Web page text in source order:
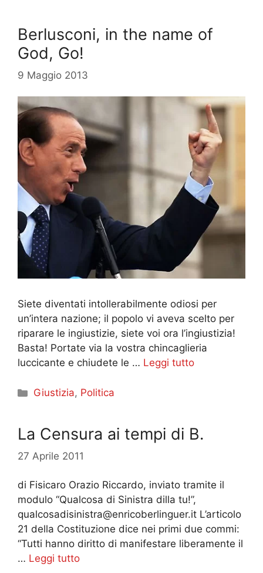
Berlusconi, in the name of
God, Go!
9 Maggio 2013
Siete diventati intollerabilmente odiosi per
un’intera nazione; il popolo vi aveva scelto per
riparare le ingiustizie, siete voi ora l’ingiustizia!
Basta! Portate via la vostra chincaglieria
luccicante e chiudete le … Leggi tutto
Categorie
Giustizia, Politica
La Censura ai tempi di B.
27 Aprile 2011
di Fisicaro Orazio Riccardo, inviato tramite il
modulo “Qualcosa di Sinistra dilla tu!”,
qualcosadisinistra@enricoberlinguer.it L’articolo
21 della Costituzione dice nei primi due commi:
“Tutti hanno diritto di manifestare liberamente il
… Leggi tutto